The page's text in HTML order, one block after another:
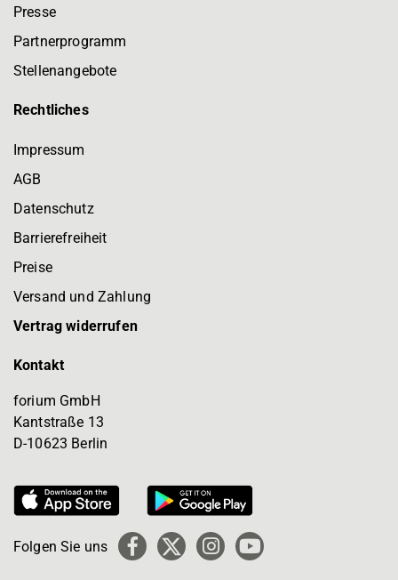
Presse
Partnerprogramm
Stellenangebote
Rechtliches
Impressum
AGB
Datenschutz
Barrierefreiheit
Preise
Versand und Zahlung
Vertrag widerrufen
Kontakt
forium GmbH
Kantstraße 13
D-10623 Berlin
Folgen Sie uns Facebook
X
Instagram